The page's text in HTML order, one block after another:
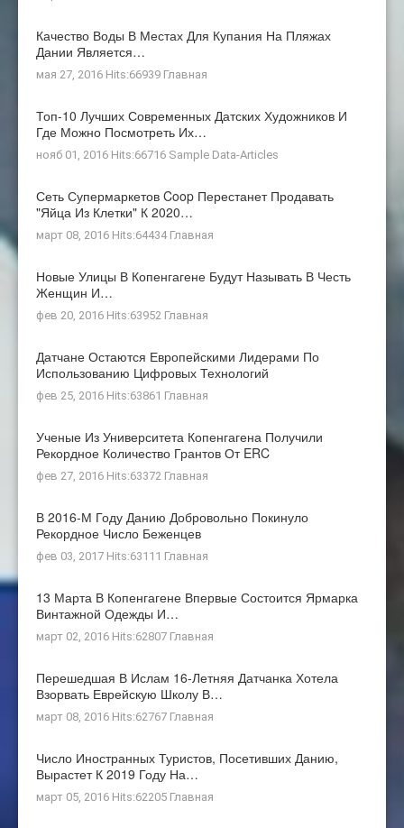
Качество Воды В Местах Для Купания На Пляжах
Дании Является…
мая 27, 2016 Hits:66939 Главная
Топ-10 Лучших Современных Датских Художников И
Где Можно Посмотреть Их…
нояб 01, 2016 Hits:66716 Sample Data-Articles
Сеть Супермаркетов Coop Перестанет Продавать
"яйца Из Клетки" К 2020…
март 08, 2016 Hits:64434 Главная
Новые Улицы В Копенгагене Будут Называть В Честь
Женщин И…
фев 20, 2016 Hits:63952 Главная
Датчане Остаются Европейскими Лидерами По
Использованию Цифровых Технологий
фев 25, 2016 Hits:63861 Главная
Ученые Из Университета Копенгагена Получили
Рекордное Количество Грантов От ERC
фев 27, 2016 Hits:63372 Главная
В 2016-М Году Данию Добровольно Покинуло
Рекордное Число Беженцев
фев 03, 2017 Hits:63111 Главная
13 Марта В Копенгагене Впервые Состоится Ярмарка
Винтажной Одежды И…
март 02, 2016 Hits:62807 Главная
Перешедшая В Ислам 16-Летняя Датчанка Хотела
Взорвать Еврейскую Школу В…
март 08, 2016 Hits:62767 Главная
Число Иностранных Туристов, Посетивших Данию,
Вырастет К 2019 Году На…
март 05, 2016 Hits:62205 Главная